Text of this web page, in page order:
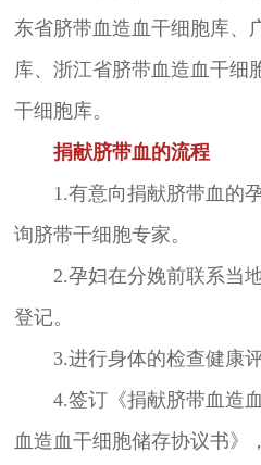
东省脐带血造血干细胞库、
库、浙江省脐带血造血干细
干细胞库。
捐献脐带血的流程
1.有意向捐献脐带血的孕
询脐带干细胞专家。
2.孕妇在分娩前联系当地
登记。
3.进行身体的检查健康评
4.签订《捐献脐带血造血
血造血干细胞储存协议书》